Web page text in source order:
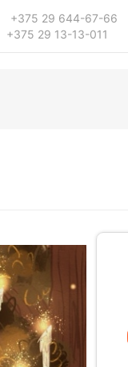
+375 29 644-67-66
+375 29 13-13-011